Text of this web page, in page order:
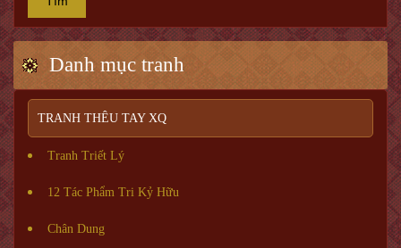
Danh mục tranh
TRANH THÊU TAY XQ
Tranh Triết Lý
12 Tác Phẩm Tri Kỷ Hữu
Chân Dung